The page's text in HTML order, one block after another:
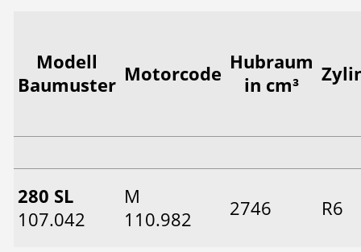
Modell
Baumuster Motorcode Hubraum
in cm³
280 SL
107.042
M
110.982
2746 R6